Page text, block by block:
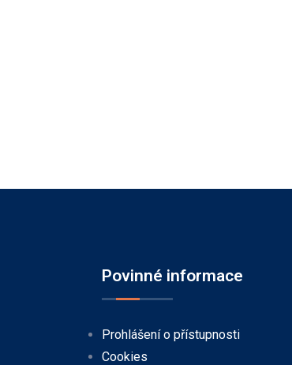
Povinné informace
Prohlášení o přístupnosti
Cookies